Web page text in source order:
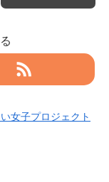
女子プロジェクト